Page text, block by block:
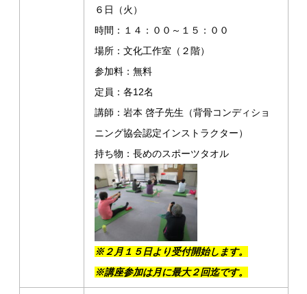
６日（火）
時間：１４：００～１５：００
場所：文化工作室（２階）
参加料：無料
定員：各12名
講師：岩本 啓子先生（背骨コンディショ
ニング協会認定インストラクター）
持ち物：長めのスポーツタオル
※２月１５日より受付開始します。
※講座参加は月に最大２回迄です。